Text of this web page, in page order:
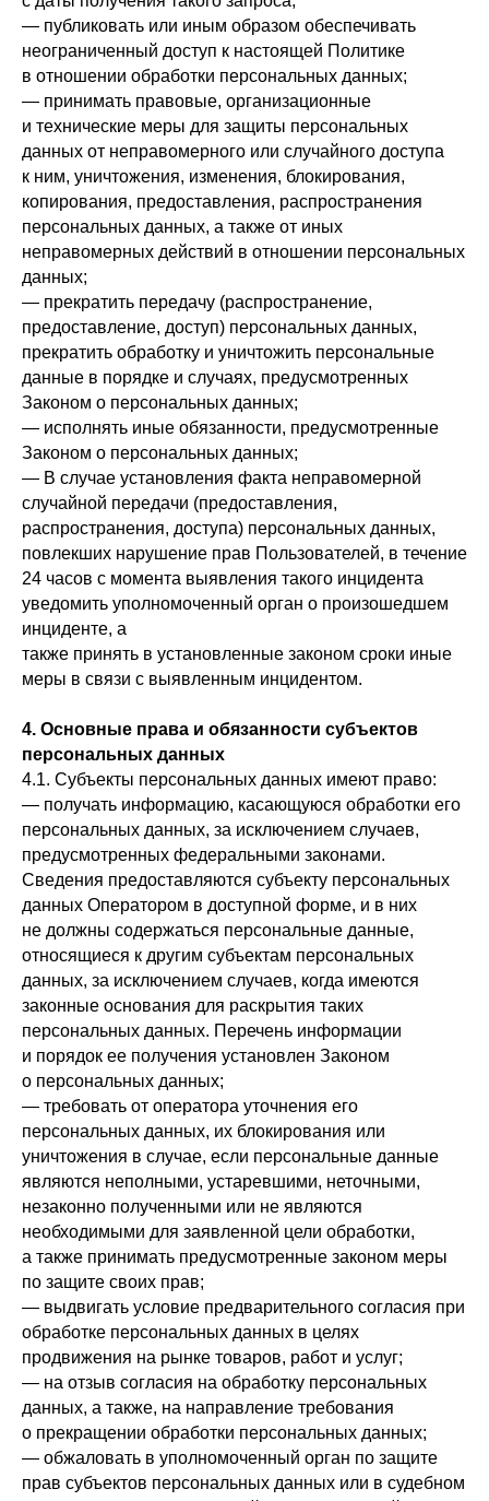
— публиковать или иным образом обеспечивать
неограниченный доступ к настоящей Политике
в отношении обработки персональных данных;
— принимать правовые, организационные
и технические меры для защиты персональных
данных от неправомерного или случайного доступа
к ним, уничтожения, изменения, блокирования,
копирования, предоставления, распространения
персональных данных, а также от иных
неправомерных действий в отношении персональных
данных;
— прекратить передачу (распространение,
предоставление, доступ) персональных данных,
прекратить обработку и уничтожить персональные
данные в порядке и случаях, предусмотренных
Законом о персональных данных;
— исполнять иные обязанности, предусмотренные
Законом о персональных данных;
— В случае установления факта неправомерной
случайной передачи (предоставления,
распространения, доступа) персональных данных,
повлекших нарушение прав Пользователей, в течение
24 часов с момента выявления такого инцидента
уведомить уполномоченный орган о произошедшем
инциденте, а
также принять в установленные законом сроки иные
меры в связи с выявленным инцидентом.
4. Основные права и обязанности субъектов
персональных данных
4.1. Субъекты персональных данных имеют право:
— получать информацию, касающуюся обработки его
персональных данных, за исключением случаев,
предусмотренных федеральными законами.
Сведения предоставляются субъекту персональных
данных Оператором в доступной форме, и в них
не должны содержаться персональные данные,
относящиеся к другим субъектам персональных
данных, за исключением случаев, когда имеются
законные основания для раскрытия таких
персональных данных. Перечень информации
и порядок ее получения установлен Законом
о персональных данных;
— требовать от оператора уточнения его
персональных данных, их блокирования или
уничтожения в случае, если персональные данные
являются неполными, устаревшими, неточными,
незаконно полученными или не являются
необходимыми для заявленной цели обработки,
а также принимать предусмотренные законом меры
по защите своих прав;
— выдвигать условие предварительного согласия при
обработке персональных данных в целях
продвижения на рынке товаров, работ и услуг;
— на отзыв согласия на обработку персональных
данных, а также, на направление требования
о прекращении обработки персональных данных;
— обжаловать в уполномоченный орган по защите
прав субъектов персональных данных или в судебном